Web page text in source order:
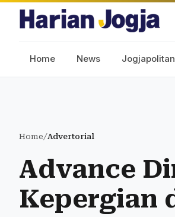
Home News Jogjapolitan
Home/Advertorial
Advance
Kepergian